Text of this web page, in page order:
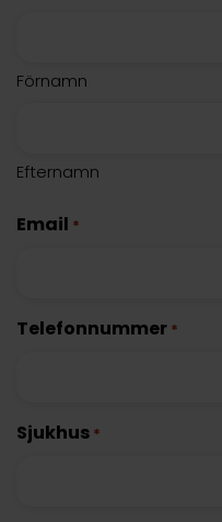
Förnamn
Efternamn
Email *
Telefonnummer *
Sjukhus *